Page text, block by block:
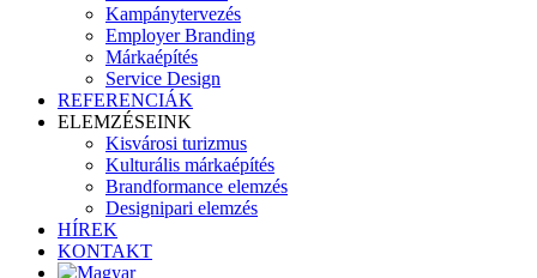
Kampánytervezés
Employer Branding
Márkaépítés
Service Design
REFERENCIÁK
ELEMZÉSEINK
Kisvárosi turizmus
Kulturális márkaépítés
Brandformance elemzés
Designipari elemzés
HÍREK
KONTAKT